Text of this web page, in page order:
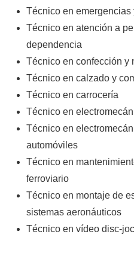
Técnico en emergencias
Técnico en atención a
dependencia
Técnico en confección y
Técnico en calzado y
Técnico en carrocería
Técnico en
Técnico en
automóviles
Técnico en
ferroviario
Técnico en montaje de
sistemas aeronáuticos
Técnico en vídeo disc-